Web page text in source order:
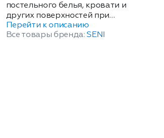
постельного белья, кровати и
других поверхностей при
недержании мочи (инконтиненции), в
том числе во время гигиенических
Перейти к описанию
Все товары бренда:SENI